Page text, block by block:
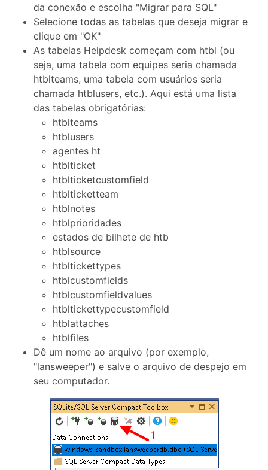
da conexão e escolha "Migrar para SQL"
Selecione todas as tabelas que deseja migrar e
clique em "OK"
As tabelas Helpdesk começam com htbl (ou
seja, uma tabela com equipes seria chamada
htblteams, uma tabela com usuários seria
chamada htblusers, etc.). Aqui está uma lista
das tabelas obrigatórias:
htblteams
htblusers
agentes ht
htblticket
htblticketcustomfield
htblticketteam
htblnotes
htblprioridades
estados de bilhete de htb
htblsource
htbltickettypes
htblcustomfields
htblcustomfieldvalues
htbltickettypecustomfield
htblattaches
htblfiles
Dê um nome ao arquivo (por exemplo,
"lansweeper") e salve o arquivo de despejo em
seu computador.